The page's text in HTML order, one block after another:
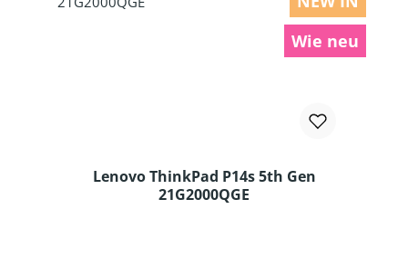
Wie neu
Lenovo ThinkPad P14s 5th Gen
21G2000QGE